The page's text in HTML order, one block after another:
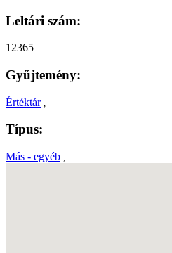
Leltári szám:
12365
Gyűjtemény:
Értéktár
Típus:
Más - egyéb ,